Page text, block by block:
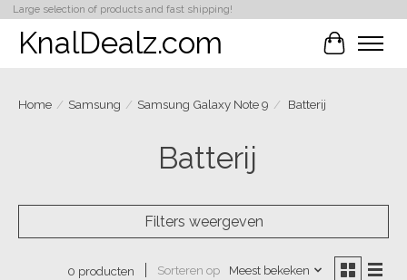
Large selection of products and fast shipping!
KnalDealz.com
Home / Samsung / Samsung Galaxy Note 9 / Batterij
Batterij
Filters weergeven
0 producten Sorteren op Meest bekeken